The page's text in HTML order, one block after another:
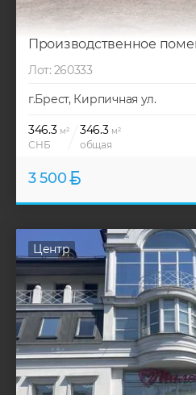
Производственное
Лот: 260333
г.Брест, Кирпичная ул.
346.3 м²
СНБ
346.3 м²
общая
3 500
Центр